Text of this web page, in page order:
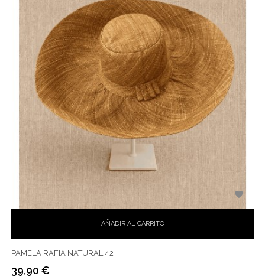
AÑADIR AL CARRITO

PAMELA RAFIA NATURAL 42
Precio
39,90 €